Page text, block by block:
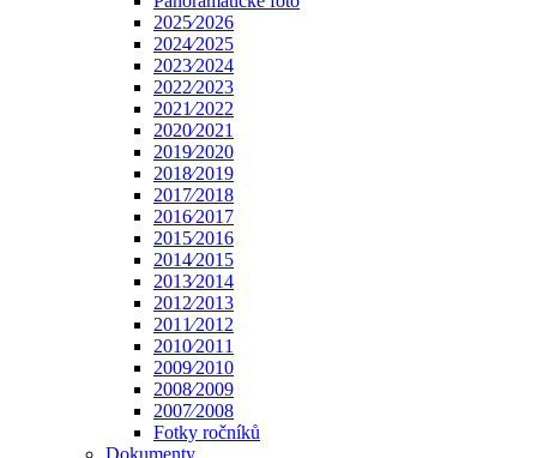
2025⁄2026
2024⁄2025
2023⁄2024
2022⁄2023
2021⁄2022
2020⁄2021
2019⁄2020
2018⁄2019
2017⁄2018
2016⁄2017
2015⁄2016
2014⁄2015
2013⁄2014
2012⁄2013
2011⁄2012
2010⁄2011
2009⁄2010
2008⁄2009
2007⁄2008
Fotky ročníků
Dokumenty